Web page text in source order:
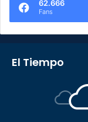
62.666
Fans
El Tiempo